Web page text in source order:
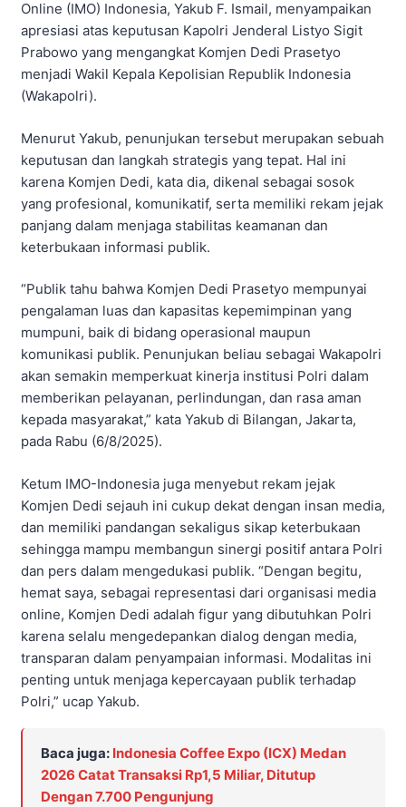
Online (IMO) Indonesia, Yakub F. Ismail, menyampaikan
apresiasi atas keputusan Kapolri Jenderal Listyo Sigit
Prabowo yang mengangkat Komjen Dedi Prasetyo
menjadi Wakil Kepala Kepolisian Republik Indonesia
(Wakapolri).
Menurut Yakub, penunjukan tersebut merupakan sebuah
keputusan dan langkah strategis yang tepat. Hal ini
karena Komjen Dedi, kata dia, dikenal sebagai sosok
yang profesional, komunikatif, serta memiliki rekam jejak
panjang dalam menjaga stabilitas keamanan dan
keterbukaan informasi publik.
“Publik tahu bahwa Komjen Dedi Prasetyo mempunyai
pengalaman luas dan kapasitas kepemimpinan yang
mumpuni, baik di bidang operasional maupun
komunikasi publik. Penunjukan beliau sebagai Wakapolri
akan semakin memperkuat kinerja institusi Polri dalam
memberikan pelayanan, perlindungan, dan rasa aman
kepada masyarakat,” kata Yakub di Bilangan, Jakarta,
pada Rabu (6/8/2025).
Ketum IMO-Indonesia juga menyebut rekam jejak
Komjen Dedi sejauh ini cukup dekat dengan insan media,
dan memiliki pandangan sekaligus sikap keterbukaan
sehingga mampu membangun sinergi positif antara Polri
dan pers dalam mengedukasi publik. “Dengan begitu,
hemat saya, sebagai representasi dari organisasi media
online, Komjen Dedi adalah figur yang dibutuhkan Polri
karena selalu mengedepankan dialog dengan media,
transparan dalam penyampaian informasi. Modalitas ini
penting untuk menjaga kepercayaan publik terhadap
Polri,” ucap Yakub.
Baca juga: Indonesia Coffee Expo (ICX) Medan
2026 Catat Transaksi Rp1,5 Miliar, Ditutup
Dengan 7.700 Pengunjung